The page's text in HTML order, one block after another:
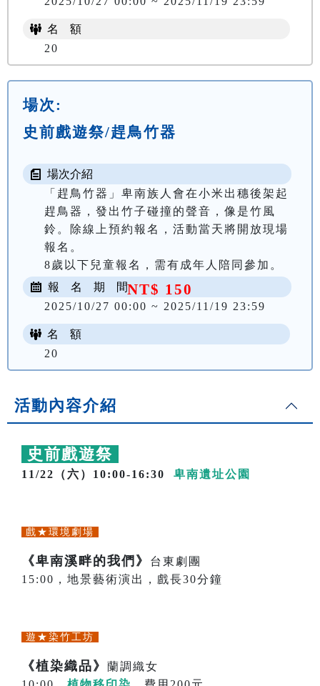
名 額
20
場次:
史前戲遊祭/趕鳥竹器
NT$ 150
場次介紹
「趕鳥竹器」卑南族人會在小米出穗後架起
趕鳥器，發出竹子碰撞的聲音，像是竹風
鈴。除線上預約報名，活動當天將開放現場
報名。
8歲以下兒童報名，需有成年人陪同參加。
報 名 期 間
2025/10/27 00:00 ~ 2025/11/19 23:59
名 額
20
活動內容介紹
史前戲遊祭
11/22（六）10:00-16:30 卑南遺址公園
戲★環境劇場
《卑南溪畔的我們》
台東劇團
15:00，地景藝術演出，戲長30分鐘
遊★染竹工坊
《植染織品》 蘭調織女